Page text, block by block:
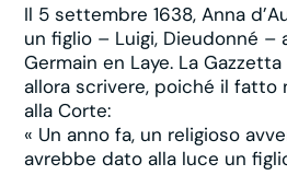
Il 5 settembre 1638, Anna
un figlio – Luigi, Dieudonné
Germain en Laye. La
allora scrivere, poiché il fatto
alla Corte:
« Un anno fa, un religioso
avrebbe dato alla luce un